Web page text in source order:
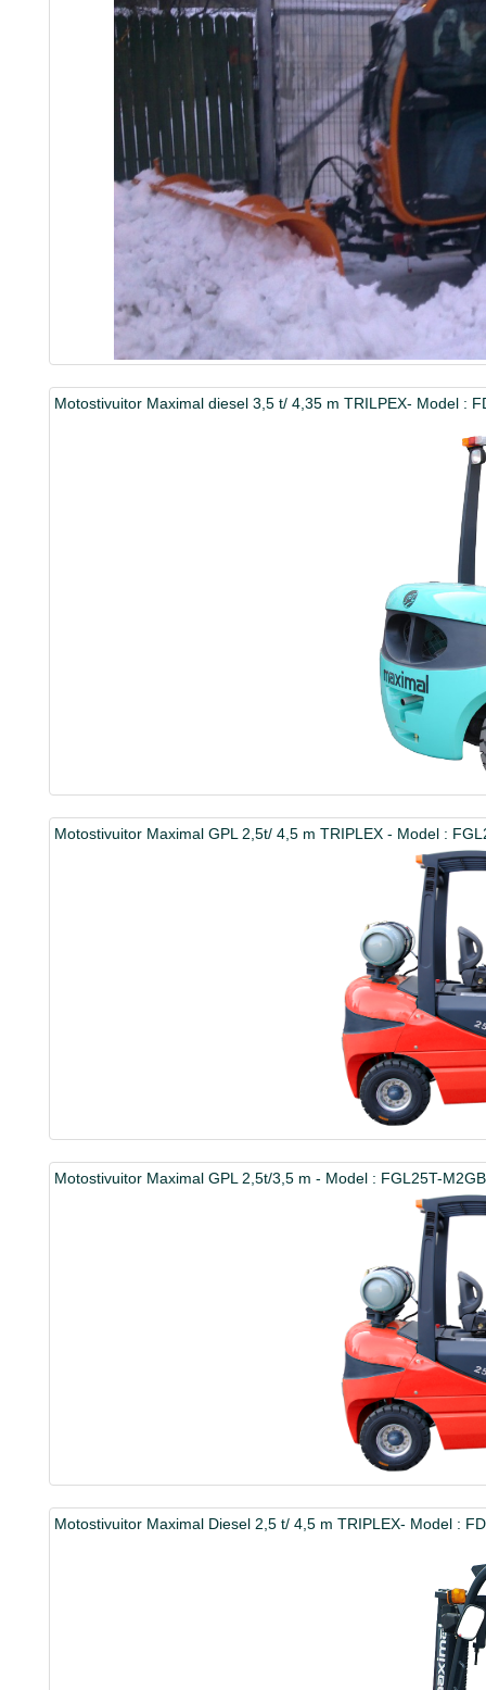
Motostivuitor Maximal diesel 3,5 t/ 4,35 m TRILPEX- Model :
Motostivuitor Maximal GPL 2,5t/ 4,5 m TRIPLEX - Model :
Motostivuitor Maximal GPL 2,5t/3,5 m - Model : FGL25T-
Motostivuitor Maximal Diesel 2,5 t/ 4,5 m TRIPLEX- Model :